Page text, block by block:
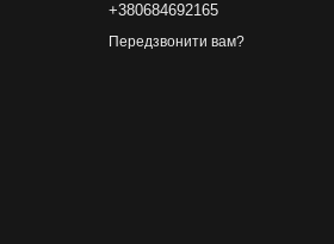
+380684692165
Передзвонити вам?